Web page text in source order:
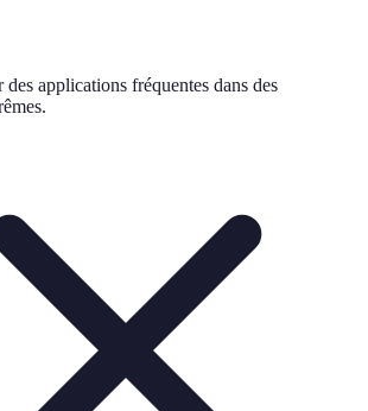
des applications fréquentes dans des